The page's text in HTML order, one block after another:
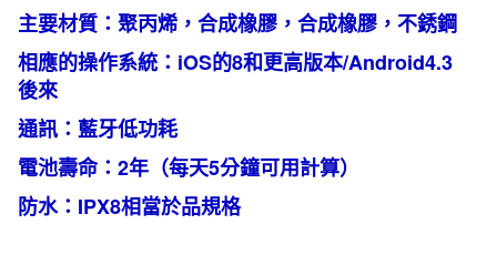
主要材質：聚丙烯，合成橡膠，合成橡膠，不銹鋼
相應的操作系統：iOS的8和更高版本/Android4.3
後來
通訊：藍牙低功耗
電池壽命：2年（每天5分鐘可用計算）
防水：IPX8相當於品規格